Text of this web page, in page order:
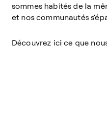
sommes habités de la
et nos communautés
Découvrez ici ce que